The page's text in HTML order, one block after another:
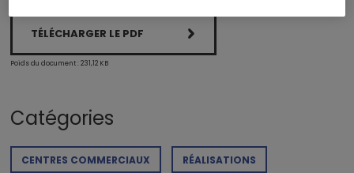
TÉLÉCHARGER LE PDF
Poids du document : 231,12 KB
Catégories
CENTRES COMMERCIAUX RÉALISATIONS